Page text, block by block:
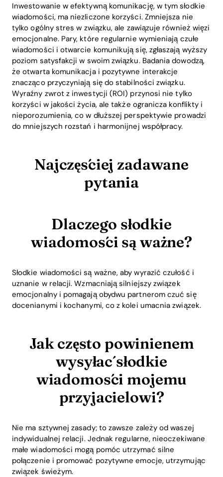
Inwestowanie w efektywną komunikację, w tym słodkie
wiadomości, ma niezliczone korzyści. Zmniejsza nie
tylko ogólny stres w związku, ale zawiązuje również więzi
emocjonalne. Pary, które regularnie wymieniają czułe
wiadomości i otwarcie komunikują się, zgłaszają wyższy
poziom satysfakcji w swoim związku. Badania dowodzą,
że otwarta komunikacja i pozytywne interakcje
znacząco przyczyniają się do stabilności związku.
Wyraźny zwrot z inwestycji (ROI) przynosi nie tylko
korzyści w jakości życia, ale także ogranicza konflikty i
nieporozumienia, co w dłuższej perspektywie prowadzi
do mniejszych rozstań i harmonijnej współpracy.
Najczęściej zadawane
pytania
Dlaczego słodkie
wiadomości są ważne?
Słodkie wiadomości są ważne, aby wyrazić czułość i
uznanie w relacji. Wzmacniają silniejszy związek
emocjonalny i pomagają obydwu partnerom czuć się
docenianymi i kochanymi, co z kolei umacnia związek.
Jak często powinienem
wysyłać słodkie
wiadomości mojemu
przyjacielowi?
Nie ma sztywnej zasady; to zawsze zależy od waszej
indywidualnej relacji. Jednak regularne, nieoczekiwane
małe wiadomości mogą pomóc utrzymać silne
połączenie i promować pozytywne emocje, utrzymując
związek świeżym.